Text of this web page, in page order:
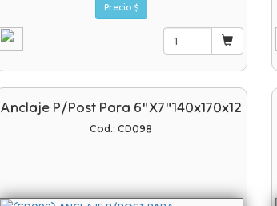
Precio $
Anclaje P/post Para 6"x7"140x170x12
Cod.: CD098